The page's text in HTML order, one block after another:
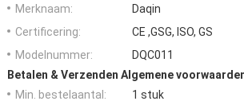
Merknaam:
Daqin
Certificering:
CE ,GSG, ISO, GS
Modelnummer:
DQC011
Betalen & Verzenden Algemene
Min. bestelaantal:
1 stuk